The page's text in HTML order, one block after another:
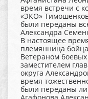
время встречи с
«ЭКО»
были переданы
Александра
В настоящее
племянница
Ветераном
заместителем
округа
время
были переданы